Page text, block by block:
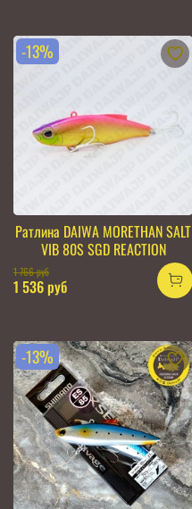
-13%
Ратлина DAIWA MORETHAN SALT
VIB 80S SGD REACTION
1 766 руб
1 536 руб
-13%